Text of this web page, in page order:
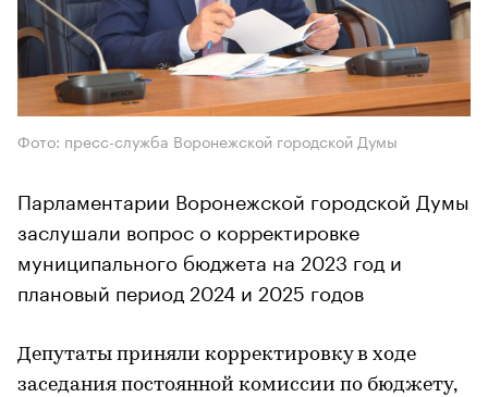
Фото: пресс-служба Воронежской городской Думы
Парламентарии Воронежской городской Думы
заслушали вопрос о корректировке
муниципального бюджета на 2023 год и
плановый период 2024 и 2025 годов
Депутаты приняли корректировку в ходе
заседания постоянной комиссии по бюджету,